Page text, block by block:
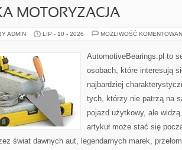
MOTORYZACJA
ADMIN LIP - 10 - 2026 MOŻLIWOŚĆ
AutomotiveBearings.pl to
osobach, które interesują
najbardziej
tych, którzy nie patrzą na
pojazd użytkowy, ale
artykuł może stać się
świat dawnych aut, legendarnych marek,